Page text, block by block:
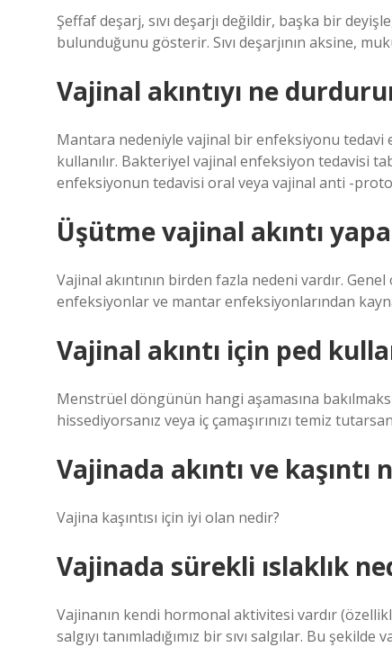
Şeffaf deşarj, sıvı deşarjı değildir, başka bir
bulunduğunu gösterir. Sıvı deşarjının aksine,
Vajinal akıntıyı ne
Mantara nedeniyle vajinal bir enfeksiyonu tedavi
kullanılır. Bakteriyel vajinal enfeksiyon tedavisi
enfeksiyonun tedavisi oral veya vajinal anti -
Üşütme vajinal akıntı
Vajinal akıntının birden fazla nedeni vardır.
enfeksiyonlar ve mantar enfeksiyonlarından
Vajinal akıntı için ped
Menstrüel döngünün hangi aşamasına
hissediyorsanız veya iç çamaşırınızı temiz
Vajinada akıntı ve kaşıntı
Vajina kaşıntısı için iyi olan nedir?
Vajinada sürekli ıslaklık
Vajinanın kendi hormonal aktivitesi vardır
salgıyı tanımladığımız bir sıvı salgılar. Bu şekilde